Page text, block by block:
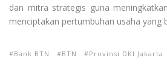
dan mitra strategis guna
menciptakan pertumbuhan usaha yang
Bank BTN BTN Provinsi DKI Jakarta